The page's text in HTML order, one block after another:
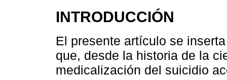
INTRODUCCIÓN
El presente artículo se
que, desde la historia de la
medicalización del suicidio